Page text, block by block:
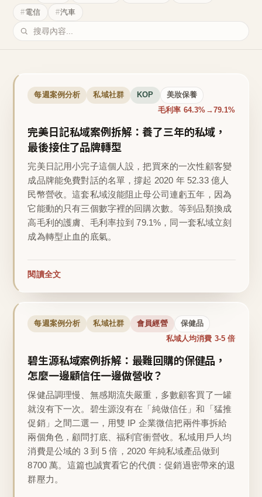
電信
汽車
每週案例分析 私域社群 KOP 美妝保養
毛利率 64.3%→79.1%
完美日記私域案例拆解：養了三年的私域，
最後接住了品牌轉型
完美日記用小完子這個人設，把買來的一次性顧客變
成品牌能免費對話的名單，撐起 2020 年 52.33 億人
民幣營收。這套私域沒能阻止母公司連虧五年，因為
它能動的只有三個數字裡的回購次數。等到品類換成
高毛利的護膚、毛利率拉到 79.1%，同一套私域立刻
成為轉型止血的底氣。
閱讀全文
每週案例分析 私域社群 會員經營 保健品
私域人均消費 3-5 倍
碧生源私域案例拆解：最難回購的保健品，
怎麼一邊顧信任一邊做營收？
保健品調理慢、無感期流失嚴重，多數顧客買了一罐
就沒有下一次。碧生源沒有在「純做信任」和「猛推
促銷」之間二選一，用雙 IP 企業微信把兩件事拆給
兩個角色，顧問打底、福利官衝營收。私域用戶人均
消費是公域的 3 到 5 倍，2020 年純私域產品做到
8700 萬。這篇也誠實看它的代價：促銷過密帶來的退
群壓力。